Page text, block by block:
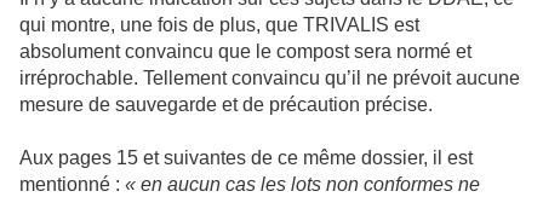
qui montre, une fois de plus, que TRIVALIS est
absolument convaincu que le compost sera normé et
irréprochable. Tellement convaincu qu’il ne prévoit aucune
mesure de sauvegarde et de précaution précise.
Aux pages 15 et suivantes de ce même dossier, il est
mentionné : « en aucun cas les lots non conformes ne